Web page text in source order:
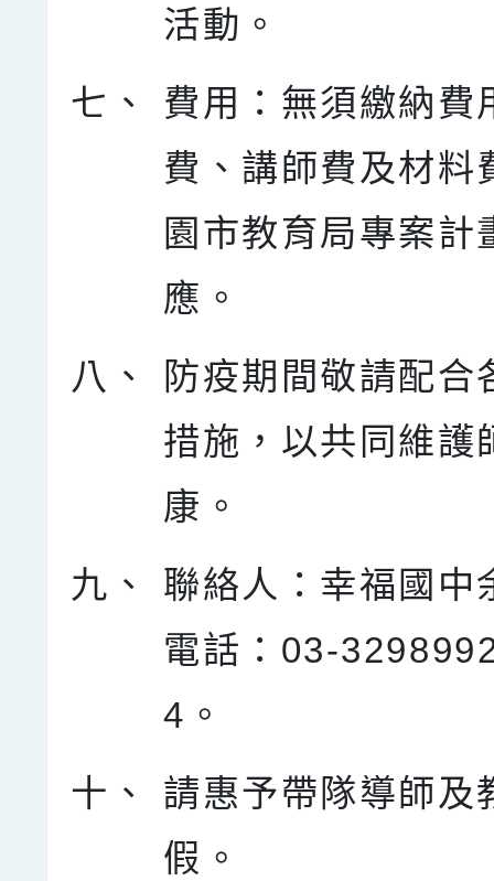
活動。
七、
費用：無須繳納費
費、講師費及材料
園市教育局專案計
應。
八、
防疫期間敬請配合
措施，以共同維護
康。
九、
聯絡人：幸福國中
電話：03-
4。
十、
請惠予帶隊導師及
假。